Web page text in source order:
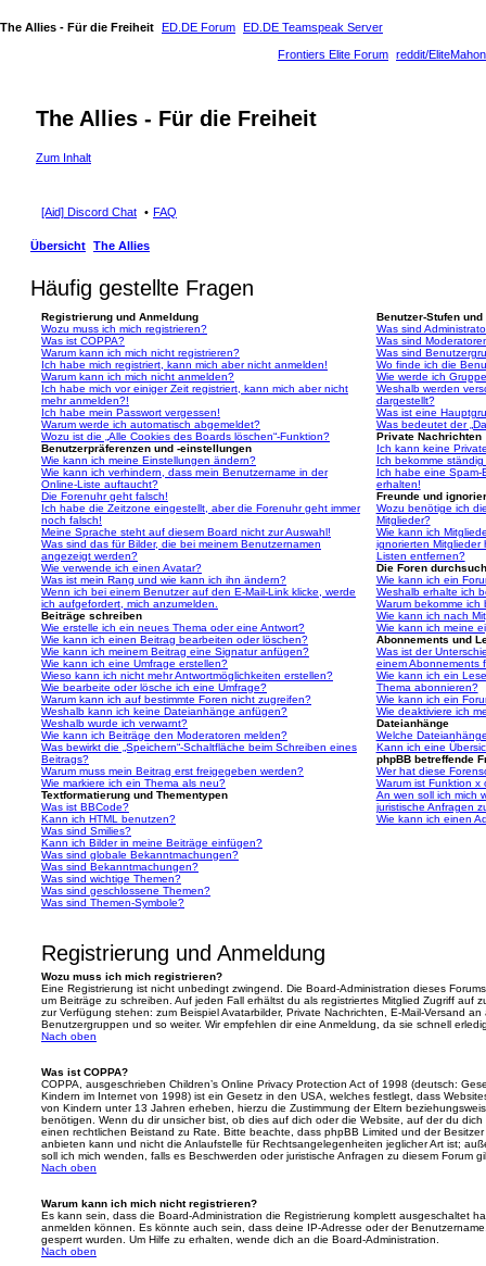
The Allies - Für die Freiheit ED.DE Forum ED.DE Teamspeak Server
reddit/EliteMahon
Frontiers Elite Forum
The Allies - Für die Freiheit
Zum Inhalt
[Aid] Discord Chat FAQ
Übersicht The Allies
Häufig gestellte Fragen
Registrierung und Anmeldung
Wozu muss ich mich registrieren?
Was ist COPPA?
Warum kann ich mich nicht registrieren?
Ich habe mich registriert, kann mich aber nicht anmelden!
Warum kann ich mich nicht anmelden?
Ich habe mich vor einiger Zeit registriert, kann mich aber nicht
mehr anmelden?!
Ich habe mein Passwort vergessen!
Warum werde ich automatisch abgemeldet?
Wozu ist die „Alle Cookies des Boards löschen“-Funktion?
Benutzerpräferenzen und -einstellungen
Wie kann ich meine Einstellungen ändern?
Wie kann ich verhindern, dass mein Benutzername in der
Online-Liste auftaucht?
Die Forenuhr geht falsch!
Ich habe die Zeitzone eingestellt, aber die Forenuhr geht immer
noch falsch!
Meine Sprache steht auf diesem Board nicht zur Auswahl!
Was sind das für Bilder, die bei meinem Benutzernamen
angezeigt werden?
Wie verwende ich einen Avatar?
Was ist mein Rang und wie kann ich ihn ändern?
Wenn ich bei einem Benutzer auf den E-Mail-Link klicke, werde
ich aufgefordert, mich anzumelden.
Beiträge schreiben
Wie erstelle ich ein neues Thema oder eine Antwort?
Wie kann ich einen Beitrag bearbeiten oder löschen?
Wie kann ich meinem Beitrag eine Signatur anfügen?
Wie kann ich eine Umfrage erstellen?
Wieso kann ich nicht mehr Antwortmöglichkeiten erstellen?
Wie bearbeite oder lösche ich eine Umfrage?
Warum kann ich auf bestimmte Foren nicht zugreifen?
Weshalb kann ich keine Dateianhänge anfügen?
Weshalb wurde ich verwarnt?
Wie kann ich Beiträge den Moderatoren melden?
Was bewirkt die „Speichern“-Schaltfläche beim Schreiben eines
Beitrags?
Warum muss mein Beitrag erst freigegeben werden?
Wie markiere ich ein Thema als neu?
Textformatierung und Thementypen
Was ist BBCode?
Kann ich HTML benutzen?
Was sind Smilies?
Kann ich Bilder in meine Beiträge einfügen?
Was sind globale Bekanntmachungen?
Was sind Bekanntmachungen?
Was sind wichtige Themen?
Was sind geschlossene Themen?
Was sind Themen-Symbole?
Benutzer-Stufen und
Was sind
Was sind
Was sind
Wo finde ich die
Wie werde ich
Weshalb werden
dargestellt?
Was ist eine
Was bedeutet der
Private Nachrichten
Ich kann keine
Ich bekomme
Ich habe eine Spam-
erhalten!
Freunde und
Wozu benötige ich
Mitglieder?
Wie kann ich
ignorierten
Listen entfernen?
Die Foren
Wie kann ich ein
Weshalb erhalte ich
Warum bekomme
Wie kann ich nach
Wie kann ich meine
Abonnements und
Was ist der
einem Abonnements
Wie kann ich ein
Thema abonnieren?
Wie kann ich ein
Wie deaktiviere ich
Dateianhänge
Welche
Kann ich eine
phpBB betreffende
Wer hat diese
Warum ist Funktion
An wen soll ich mich
juristische Anfragen
Wie kann ich einen
Registrierung und Anmeldung
Wozu muss ich mich registrieren?
Eine Registrierung ist nicht unbedingt zwingend. Die Board-Administration dieses
um Beiträge zu schreiben. Auf jeden Fall erhältst du als registriertes Mitglied Zugriff auf
zur Verfügung stehen: zum Beispiel Avatarbilder, Private Nachrichten, E-Mail-Versand
Benutzergruppen und so weiter. Wir empfehlen dir eine Anmeldung, da sie schnell
Nach oben
Was ist COPPA?
COPPA, ausgeschrieben Children’s Online Privacy Protection Act of 1998 (deutsch:
Kindern im Internet von 1998) ist ein Gesetz in den USA, welches festlegt, dass
von Kindern unter 13 Jahren erheben, hierzu die Zustimmung der Eltern
benötigen. Wenn du dir unsicher bist, ob dies auf dich oder die Website, auf der du
einen rechtlichen Beistand zu Rate. Bitte beachte, dass phpBB Limited und der
anbieten kann und nicht die Anlaufstelle für Rechtsangelegenheiten jeglicher Art ist;
soll ich mich wenden, falls es Beschwerden oder juristische Anfragen zu diesem Forum
Nach oben
Warum kann ich mich nicht registrieren?
Es kann sein, dass die Board-Administration die Registrierung komplett ausgeschaltet
anmelden können. Es könnte auch sein, dass deine IP-Adresse oder der
gesperrt wurden. Um Hilfe zu erhalten, wende dich an die Board-Administration.
Nach oben